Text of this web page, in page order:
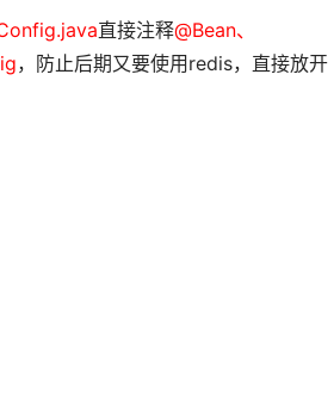
直接注释@Bean、
，防止后期又要使用redis，直接放开